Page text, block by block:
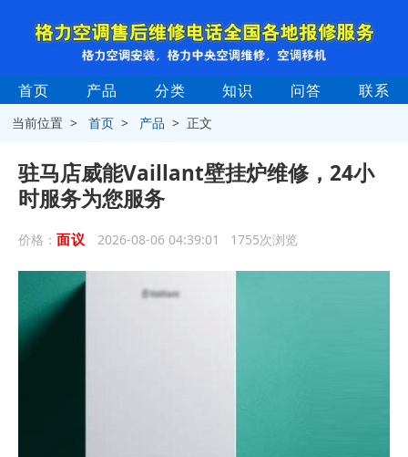
首页 产品 分类 知识 问答 联系
当前位置 >首页 > 产品 > 正文
驻马店威能Vaillant壁挂炉维修，24小
时服务为您服务
价格： 面议 2026-08-06 04:39:01 1755次浏览